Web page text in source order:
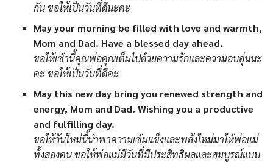
กัน ขอให้เป็นวันที่ดีนะคะ
May your morning be filled with love and warmth,
Mom and Dad. Have a blessed day ahead.
ขอให้เช้านี้คุณพ่อคุณเต็มไปด้วยความรักและความอบอุ่นนะ
คะ ขอให้เป็นวันที่ดีค่ะ
May this new day bring you renewed strength and
energy, Mom and Dad. Wishing you a productive
and fulfilling day.
ขอให้วันใหม่นี้นำพาความเข้มแข็งและพลังใหม่มาให้พ่อแม่
ทั้งสองคน ขอให้พ่อแม่มีวันที่มีประสิทธิผลและสมบูรณ์แบบ